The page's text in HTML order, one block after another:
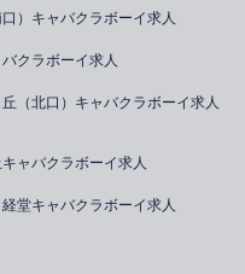
）キャバクラボーイ求人
クラボーイ求人
（北口）キャバクラボーイ求人
ャバクラボーイ求人
堂キャバクラボーイ求人